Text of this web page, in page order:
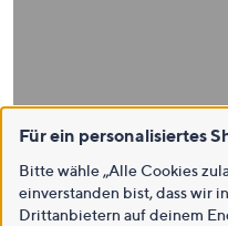
Für ein personalisiertes
Bitte wähle „Alle Cookies
einverstanden bist, dass wir
Drittanbietern auf deinem